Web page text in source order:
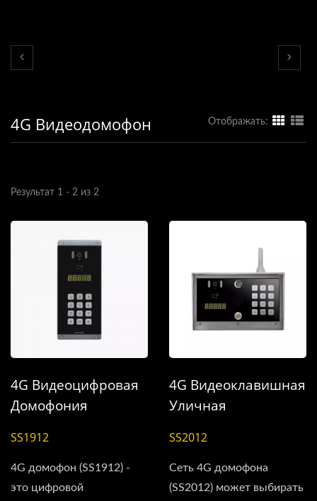
4G Видеодомофон Отображать:
Результат 1 - 2 из 2
4G Видеоцифровая
Домофония
SS1912
4G домофон (SS1912) -
это цифровой
4G Видеоклавишная
Уличная
Система
SS2012
Сеть 4G домофона
(SS2012) может выбирать